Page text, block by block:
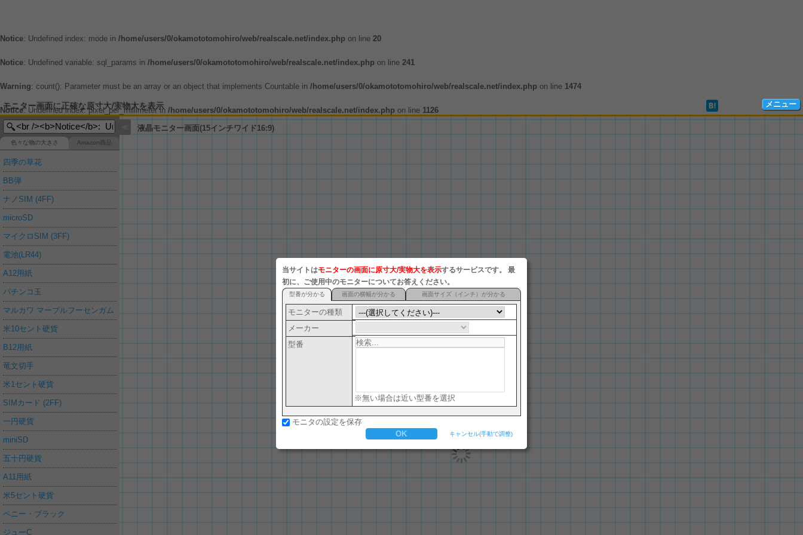
Notice: Undefined index: mode in /home/users/0/okamototomohiro/web/realscale.net/index.php on line 20
Notice: Undefined variable: sql_params in /home/users/0/okamototomohiro/web/realscale.net/index.php on line 241
Warning: count(): Parameter must be an array or an object that implements Countable in /home/users/0/okamototomohiro/web/realscale.net/index.php on line 1474
Notice: Undefined index: pixel_per_millimeter in /home/users/0/okamototomohiro/web/realscale.net/index.php on line 1126
メニュー
モニター画面に正確な原寸大/実物大を表示
色々な物の大きさ Amazon商品
四季の草花
BB弾
ナノSIM (4FF)
microSD
マイクロSIM (3FF)
電池(LR44)
A12用紙
パチンコ玉
マルカワ マーブルフーセンガム
米10セント硬貨
B12用紙
竜文切手
米1セント硬貨
SIMカード (2FF)
一円硬貨
miniSD
五十円硬貨
A11用紙
米5セント硬貨
ペニー・ブラック
ジューC
≪ 液晶モニター画面(15インチワイド16:9)
当サイトはモニターの画面に原寸大/実物大を表示するサービスです。 最
初に、ご使用中のモニターについてお答えください。
型番が分かる 画面の横幅が分かる 画面サイズ（インチ）が分かる
モニターの種類
メーカー
型番
※無い場合は近い型番を選択
モニタの設定を保存
キャンセル(手動で調整)